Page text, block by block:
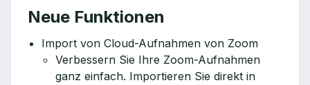
Neue Funktionen
Import von Cloud-Aufnahmen von Zoom
Verbessern Sie Ihre Zoom-Aufnahmen
ganz einfach. Importieren Sie direkt in